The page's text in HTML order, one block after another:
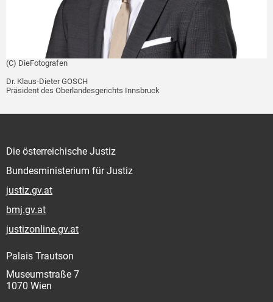
(C) DieFotografen
Dr. Klaus-Dieter GOSCH
Präsident des Oberlandesgerichts Innsbruck
Die österreichische Justiz
Bundesministerium für Justiz
justiz.gv.at
bmj.gv.at
justizonline.gv.at
Palais Trautson
Museumstraße 7
1070 Wien